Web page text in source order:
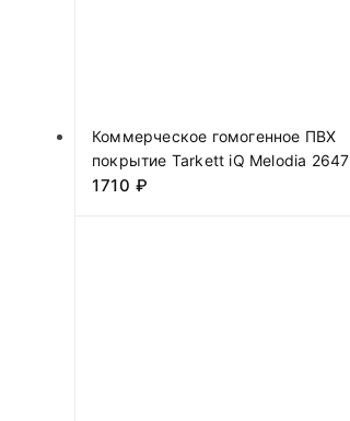
Коммерческое гомогенное ПВХ
покрытие Tarkett iQ Melodia 2647
1710 ₽